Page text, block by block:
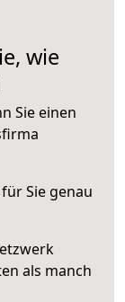
wie
Sie einen
Sie genau
als manch